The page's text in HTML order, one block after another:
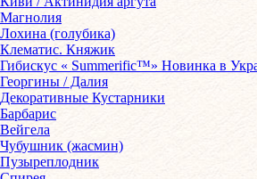
Магнолия
Лохина (голубика)
Клематис. Княжик
Гибискус « Summerific™» Новинка в
Георгины / Далия
Декоративные Кустарники
Барбарис
Вейгела
Чубушник (жасмин)
Пузыреплодник